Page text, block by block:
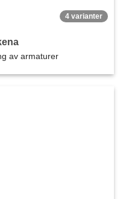
4 varianter
av armaturer